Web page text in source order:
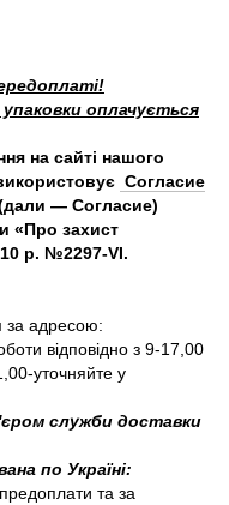
оплачується
на сайті нашого
Согласие
— Согласие)
«Про захист
р. №2297-VI.
за адресою:
відповідно з 9-17,00
уточняйте у
служби доставки
по Україні:
та за